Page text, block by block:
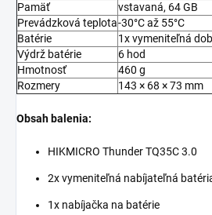
Pamäť
vstavaná, 64 GB
Prevádzková teplota-30°C až 55°C
Batérie
1x vymeniteľná
Výdrž batérie
6 hod
Hmotnosť
460 g
Rozmery
143 × 68 × 73 mm
Obsah balenia:
HIKMICRO Thunder TQ35C 3.0
2x vymeniteľná nabíjateľná
1x nabíjačka na batérie